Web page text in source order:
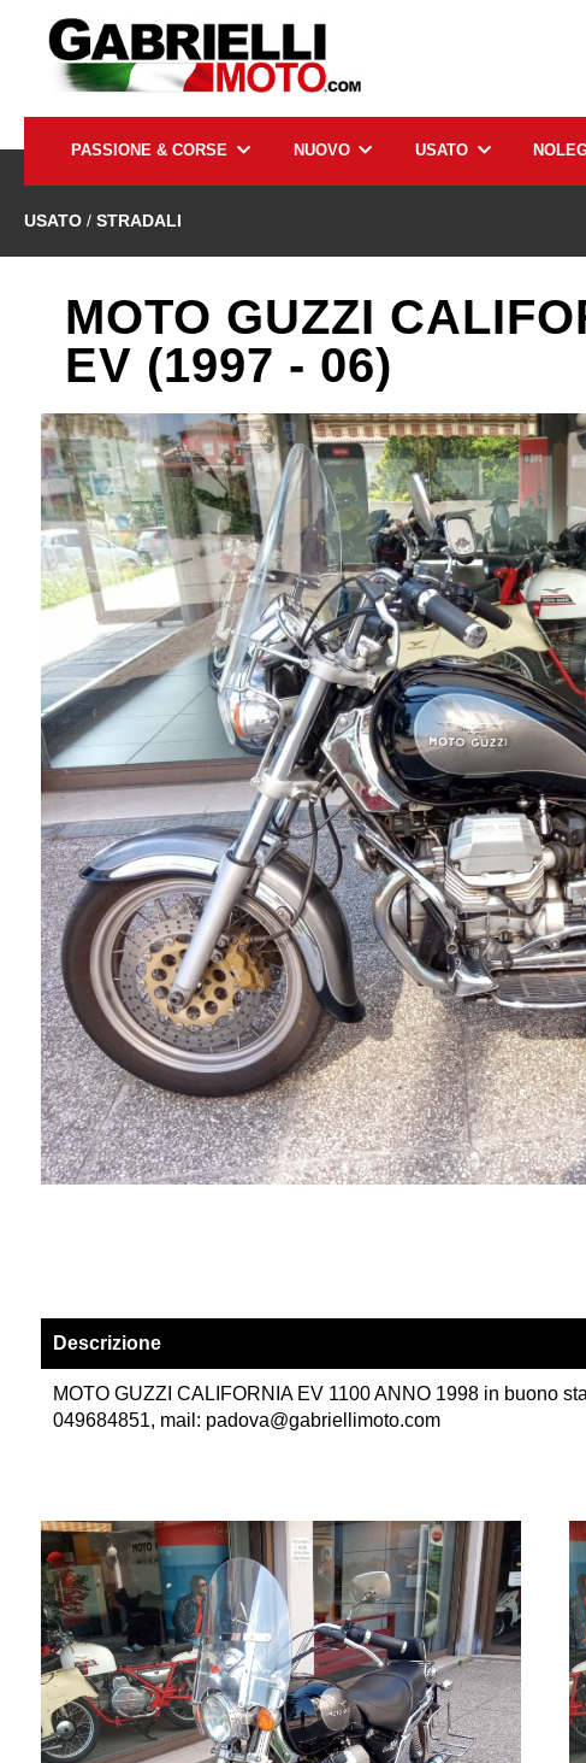
PASSIONE & CORSE NUOVO USATO
USATO / STRADALI
MOTO GUZZI
EV (1997 - 06)
Descrizione
MOTO GUZZI CALIFORNIA EV 1100 ANNO 1998 in buono
049684851, mail: padova@gabriellimoto.com